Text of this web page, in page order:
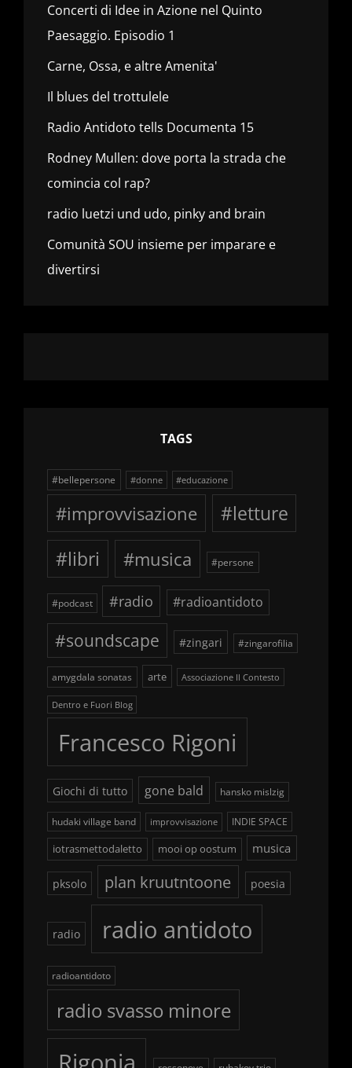
Concerti di Idee in Azione nel Quinto
Paesaggio. Episodio 1
Carne, Ossa, e altre Amenita'
Il blues del trottulele
Radio Antidoto tells Documenta 15
Rodney Mullen: dove porta la strada che
comincia col rap?
radio luetzi und udo, pinky and brain
Comunità SOU insieme per imparare e
divertirsi
TAGS
#bellepersone #donne #educazione
#improvvisazione
#letture
#libri
#musica #persone
#podcast #radio #radioantidoto
#soundscape #zingari #zingarofilia
amygdala sonatas arte Associazione Il Contesto
Dentro e Fuori Blog
Francesco Rigoni
Giochi di tutto gone bald hansko mislzig
hudaki village band improvvisazione INDIE SPACE
iotrasmettodaletto mooi op oostum musica
pksolo plan kruutntoone poesia
radio radio antidoto
radioantidoto
radio svasso minore